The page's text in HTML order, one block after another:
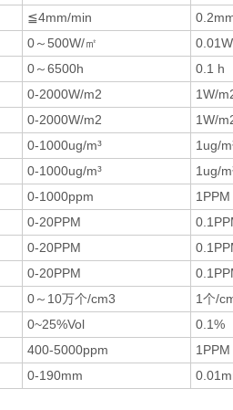
≦4mm/min
0～500W/㎡
0～6500h
0.1 h
0-2000W/m2
1W/
0-2000W/m2
1W/
0-1000ug/m³
1ug/
0-1000ug/m³
1ug/
0-1000ppm
1PPM
0-20PPM
0-20PPM
0-20PPM
0～10万个/cm3
1个/
0~25%Vol
0.1%
400-5000ppm
1PPM
0-190mm